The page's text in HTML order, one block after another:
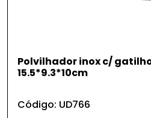
Polvilhador inox c/
15.5*9.3*10cm
Código: UD766